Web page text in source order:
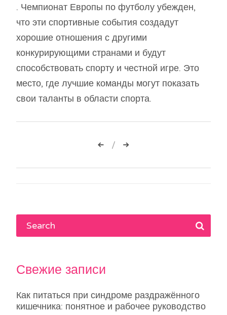
. Чемпионат Европы по футболу убежден,
что эти спортивные события создадут
хорошие отношения с другими
конкурирующими странами и будут
способствовать спорту и честной игре. Это
место, где лучшие команды могут показать
свои таланты в области спорта.
Навигация
по
Свежие записи
Как питаться при синдроме раздражённого
кишечника: понятное и рабочее руководство